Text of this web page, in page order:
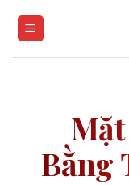
Bằng